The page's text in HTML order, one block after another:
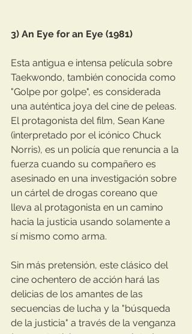
3) An Eye for an Eye (1981)
Esta antigua e intensa película sobre
Taekwondo, también conocida como
"Golpe por golpe", es considerada
una auténtica joya del cine de peleas.
El protagonista del film, Sean Kane
(interpretado por el icónico Chuck
Norris), es un policía que renuncia a la
fuerza cuando su compañero es
asesinado en una investigación sobre
un cártel de drogas coreano que
lleva al protagonista en un camino
hacia la justicia usando solamente a
sí mismo como arma.
Sin más pretensión, este clásico del
cine ochentero de acción hará las
delicias de los amantes de las
secuencias de lucha y la "búsqueda
de la justicia" a través de la venganza